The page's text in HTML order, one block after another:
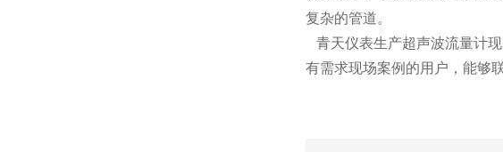
复杂的管道。
青天仪表生产超声波流量计
有需求现场案例的用户，能够